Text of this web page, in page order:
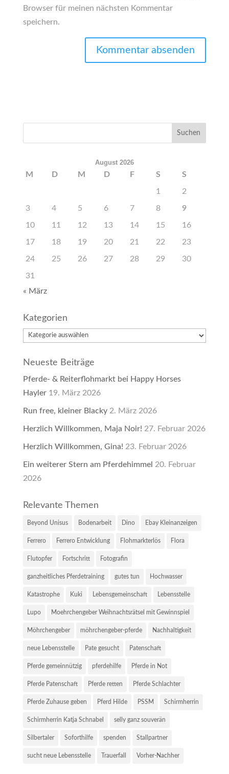
Browser für meinen nächsten Kommentar
speichern.
August 2026
M D M D F S S
1 2
3 4 5 6 7 8 9
10 11 12 13 14 15 16
17 18 19 20 21 22 23
24 25 26 27 28 29 30
31
« März
Kategorien
Kategorien
Neueste Beiträge
Pferde- & Reiterflohmarkt bei Happy Horses
Hayler 19. März 2026
Run free, kleiner Blacky 2. März 2026
Herzlich Willkommen, Maja Noir! 27. Februar 2026
Herzlich Willkommen, Gina! 23. Februar 2026
Ein weiterer Stern am Pferdehimmel 20. Februar
2026
Relevante Themen
Beyond Unisus Bodenarbeit Dino Ebay Kleinanzeigen
Ferrero Ferrero Entwicklung Flohmarkterlös Flora
Flutopfer Fortschritt Fotografin
ganzheitliches Pferdetraining gutes tun Hochwasser
Katastrophe Kuki Lebensgemeinschaft Lebensstelle
Lupo Moehrchengeber Weihnachtsrätsel mit Gewinnspiel
Möhrchengeber möhrchengeber-pferde Nachhaltigkeit
neue Lebensstelle Pate gesucht Patenschaft
Pferde gemeinnützig pferdehilfe Pferde in Not
Pferde Patenschaft Pferde retten Pferde Schlachter
Pferde Zuhause geben Pferd Hilde PSSM Schirmherrin
Schirmherrin Katja Schnabel selly ganz souverän
Silbertaler Soforthilfe spenden Stallpartner
sucht neue Lebensstelle Trauerfall Vorher-Nachher